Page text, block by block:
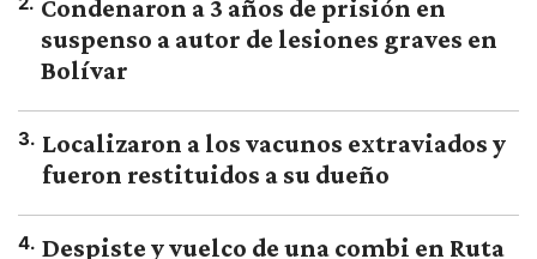
Condenaron a 3 años de prisión en
suspenso a autor de lesiones graves en
Bolívar
3. Localizaron a los vacunos extraviados y
fueron restituidos a su dueño
4. Despiste y vuelco de una combi en Ruta